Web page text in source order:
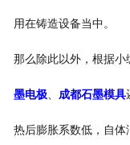
用在铸造设备当中。
那么除此以外，根据
墨电极、 成都石墨模具
热后膨胀系数低，自